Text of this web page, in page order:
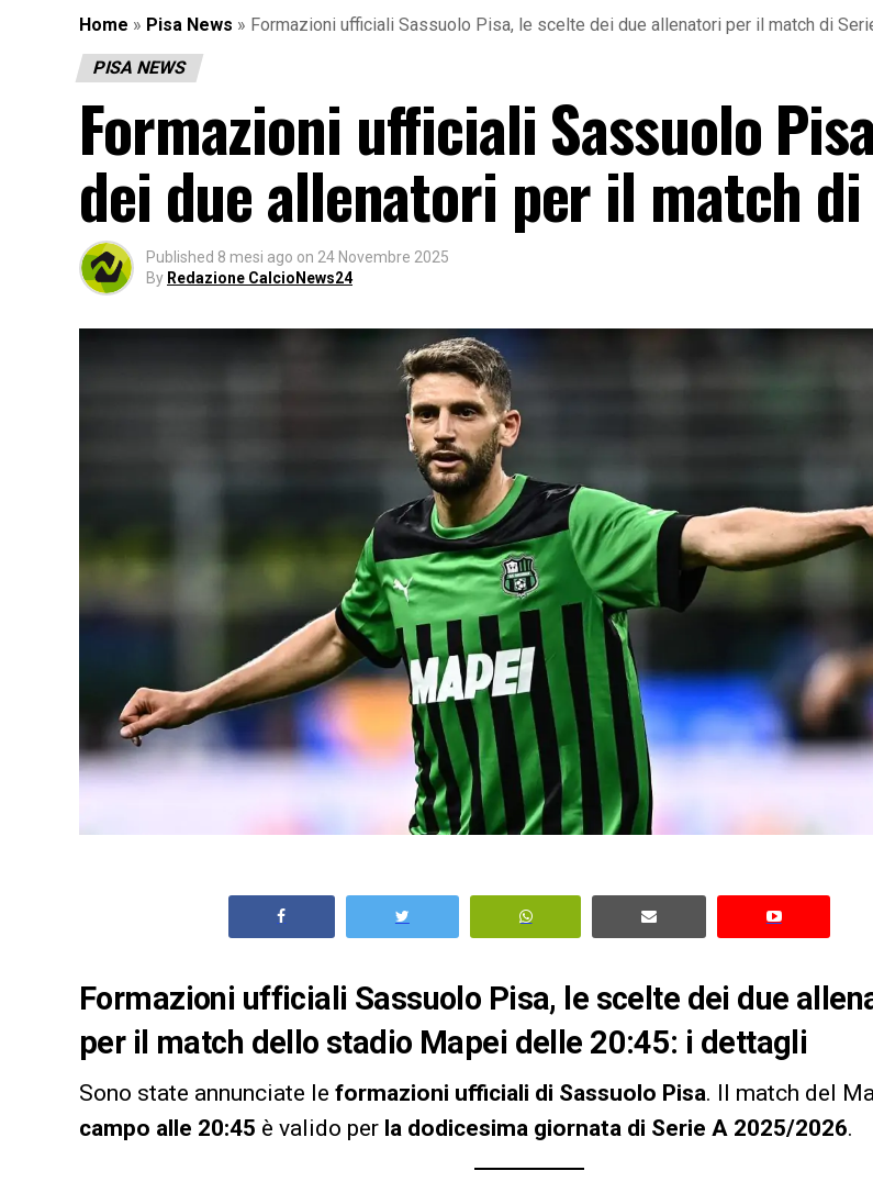
Home » Pisa News » Formazioni ufficiali Sassuolo Pisa, le scelte dei due allenatori per il match di
PISA NEWS
Formazioni ufficiali Sassuolo
dei due allenatori per il match
Published 8 mesi ago on 24 Novembre 2025
By Redazione CalcioNews24
Formazioni ufficiali Sassuolo Pisa, le scelte dei due
per il match dello stadio Mapei delle 20:45: i dettagli
Sono state annunciate le formazioni ufficiali di Sassuolo Pisa. Il match del
campo alle 20:45 è valido per la dodicesima giornata di Serie A 2025/2026.